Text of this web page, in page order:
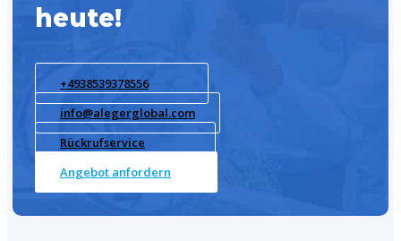
heute!
+4938539378556
info@alegerglobal.com
Rückrufservice
Angebot anfordern